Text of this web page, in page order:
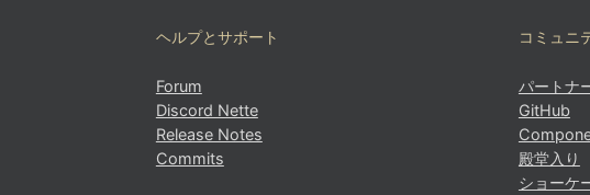
ヘルプとサポート
Forum
Discord Nette
Release Notes
Commits
コミュニ
パートナ
GitHub
殿堂入り
ショーケ